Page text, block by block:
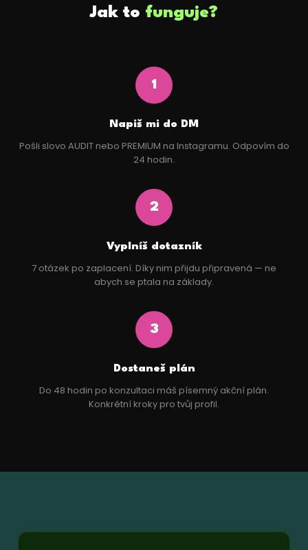
Jak to funguje?
1
Napiš mi do DM
Pošli slovo AUDIT nebo PREMIUM na Instagramu. Odpovím do
24 hodin.
2
Vyplníš dotazník
7 otázek po zaplacení. Díky nim přijdu připravená — ne
abych se ptala na základy.
3
Dostaneš plán
Do 48 hodin po konzultaci máš písemný akční plán.
Konkrétní kroky pro tvůj profil.